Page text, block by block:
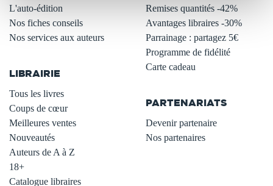
L'auto-édition
Nos fiches conseils
Nos services aux auteurs
LIBRAIRIE
Tous les livres
Coups de cœur
Meilleures ventes
Nouveautés
Auteurs de A à Z
18+
Catalogue libraires
Remises quantités -42%
Avantages libraires -30%
Parrainage : partagez 5€
Programme de fidélité
Carte cadeau
PARTENARIATS
Devenir partenaire
Nos partenaires